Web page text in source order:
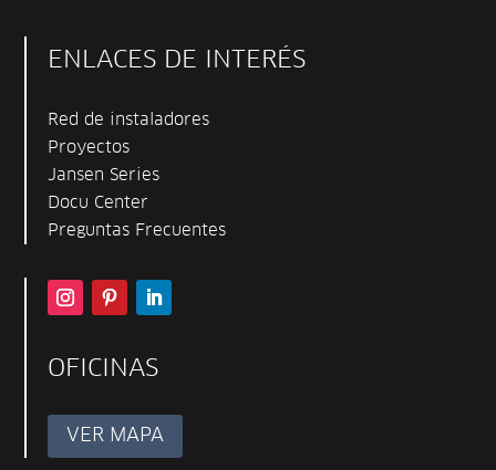
ENLACES DE INTERÉS
Red de instaladores
Proyectos
Jansen Series
Docu Center
Preguntas Frecuentes
OFICINAS
VER MAPA